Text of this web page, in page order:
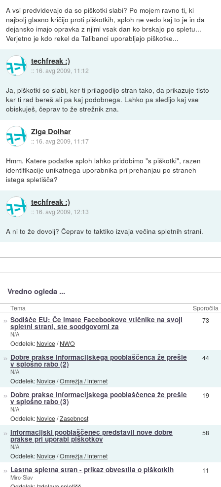
A vsi predvidevajo da so piškotki slabi? Po mojem ravno ti, ki
najbolj glasno kričijo proti piškotkih, sploh ne vedo kaj to je in da
dejansko imajo opravka z njimi vsak dan ko brskajo po spletu...
Verjetno je kdo rekel da Talibanci uporabljajo piškotke...
techfreak :)
:: 16. avg 2009, 11:12
Ja, piškotki so slabi, ker ti prilagodijo stran tako, da prikazuje tisto
kar ti rad bereš ali pa kaj podobnega. Lahko pa sledijo kaj vse
obiskuješ, čeprav to že strežnik zna.
Ziga Dolhar
:: 16. avg 2009, 11:17
Hmm. Katere podatke sploh lahko pridobimo "s piškotki", razen
identifikacije unikatnega uporabnika pri prehanjau po straneh
istega spletišča?
techfreak :)
:: 16. avg 2009, 12:13
A ni to že dovolj? Čeprav to taktiko izvaja večina spletnih strani.
Vredno ogleda ...
Tema Sporočila
» Sodišče EU: Če imate Facebookove vtičnike na svoji
spletni strani, ste soodgovorni za
N/A
Oddelek: Novice/NWO
73
» Dobre prakse Informacijskega pooblaščenca že prešle
v splošno rabo (2)
N/A
Oddelek: Novice/Omrežja / internet
44
» Dobre prakse Informacijskega pooblaščenca že prešle
v splošno rabo (3)
N/A
Oddelek: Novice/Zasebnost
19
» Informacijski pooblaščenec predstavil nove dobre
prakse pri uporabi piškotkov
N/A
Oddelek: Novice/Omrežja / internet
58
» Lastna spletna stran - prikaz obvestila o piškotkih
Miro-Slav
11